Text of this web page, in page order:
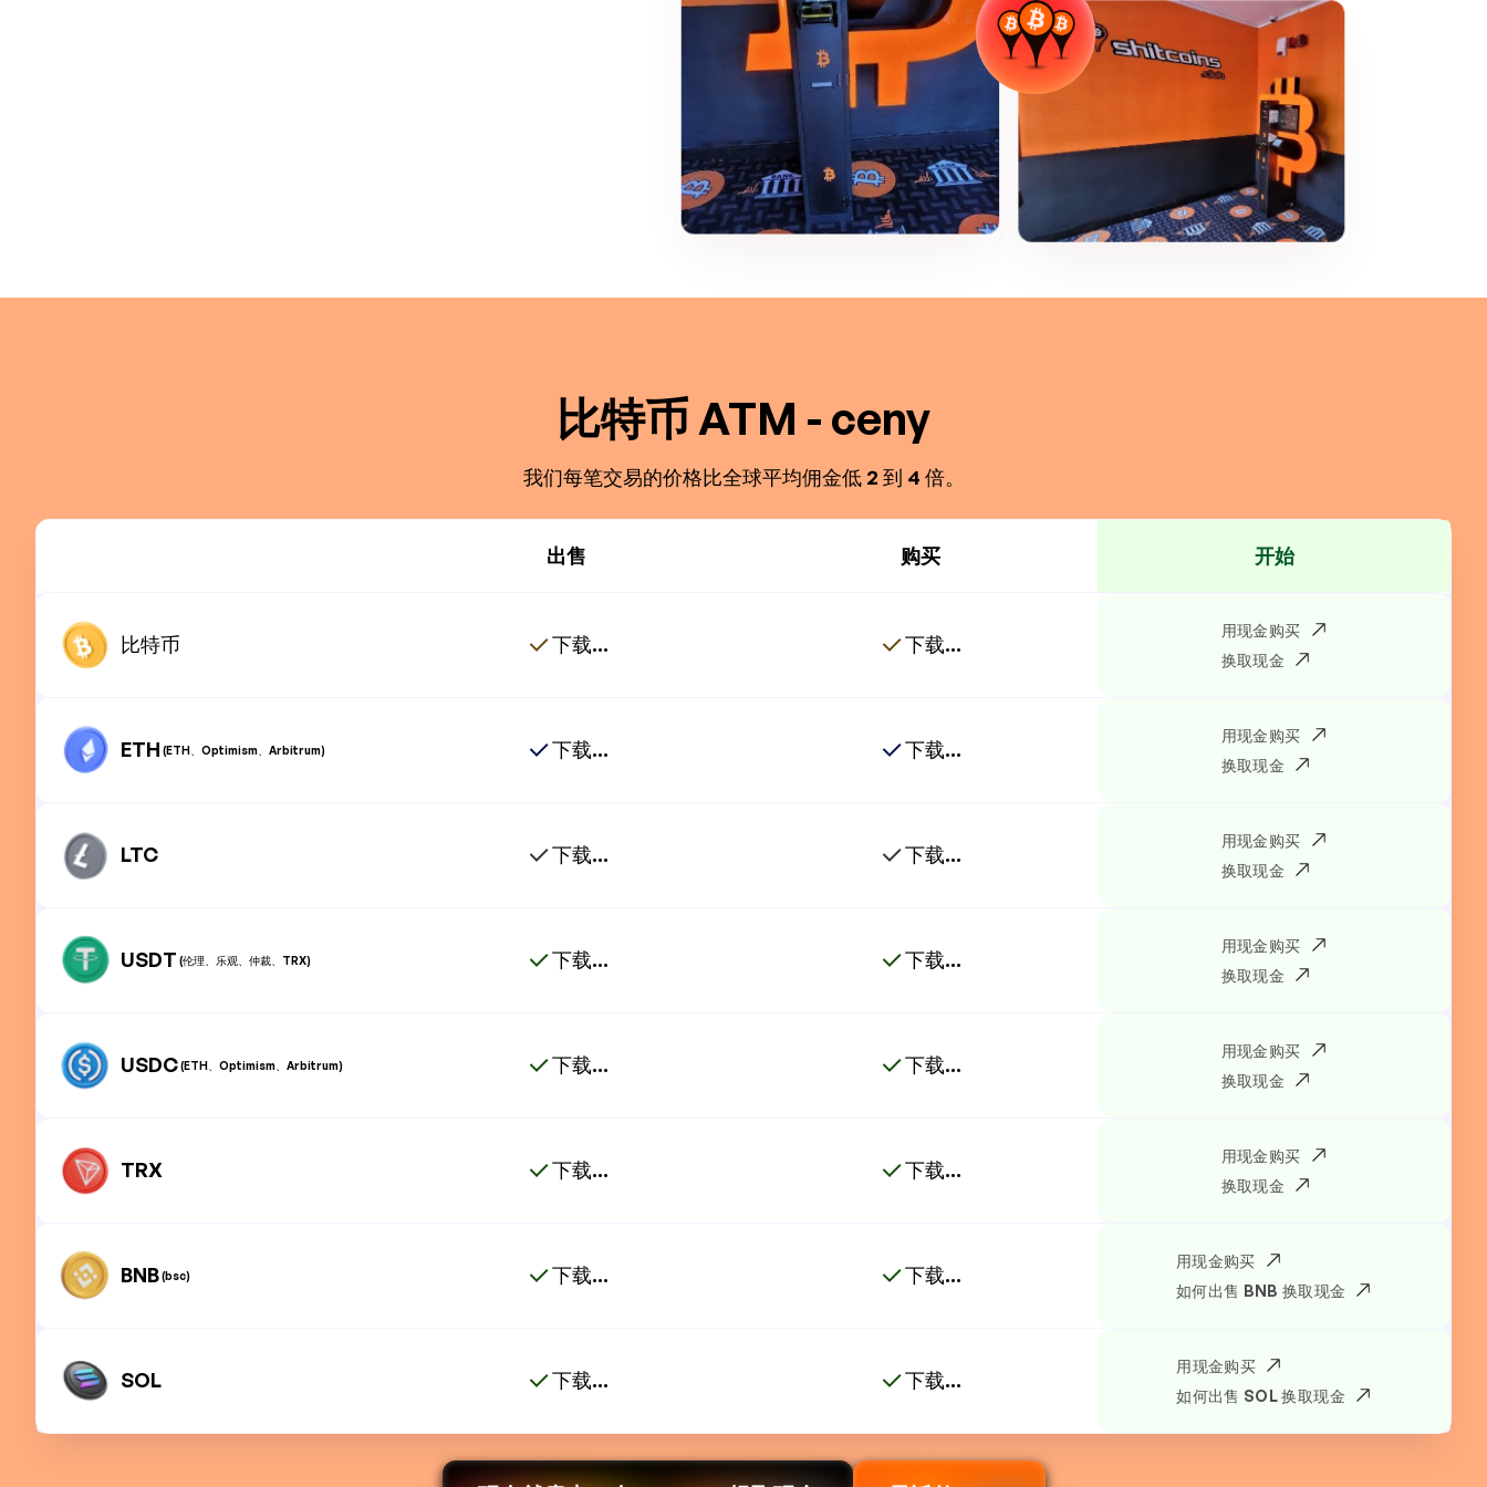
比特币 ATM - ceny
我们每笔交易的价格比全球平均佣金低 2 到 4 倍。
出售 购买 开始
比特币 下载... 下载...
用现金购买
换取现金
ETH (ETH、Optimism、Arbitrum) 下载... 下载...
用现金购买
换取现金
LTC 下载... 下载...
用现金购买
换取现金
USDT (伦理、乐观、仲裁、TRX) 下载... 下载...
用现金购买
换取现金
USDC(ETH、Optimism、Arbitrum) 下载... 下载...
用现金购买
换取现金
TRX 下载... 下载...
用现金购买
换取现金
BNB(bsc) 下载... 下载...
用现金购买
如何出售 BNB 换取现金
SOL 下载... 下载...
用现金购买
如何出售 SOL 换取现金